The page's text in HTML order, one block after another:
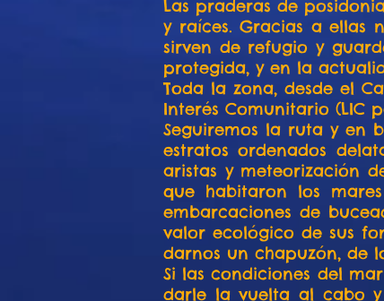
Las praderas de
y raíces. Gracias a ellas
sirven de refugio y
protegida, y en la
Toda la zona, desde el
Interés Comunitario (LIC
Seguiremos la ruta y en
estratos ordenados
aristas y meteorización
que habitaron los
embarcaciones de
valor ecológico de sus
darnos un chapuzón, de
Si las condiciones del
darle la vuelta al cabo